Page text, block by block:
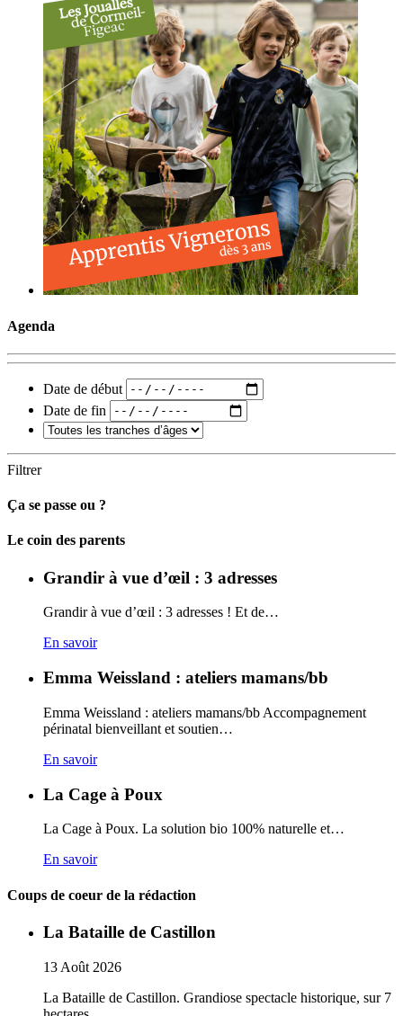
Agenda
Date de début
Date de fin
Filtrer
Ça se passe ou ?
Carto
Le coin des parents
Grandir à vue d’œil : 3 adresses
Grandir à vue d’œil : 3 adresses ! Et de…
En savoir
Emma Weissland : ateliers mamans/bb
Emma Weissland : ateliers mamans/bb Accompagnement
périnatal bienveillant et soutien…
En savoir
La Cage à Poux
La Cage à Poux. La solution bio 100% naturelle et…
En savoir
Coups de coeur de la rédaction
La Bataille de Castillon
13 Août 2026
La Bataille de Castillon. Grandiose spectacle historique, sur 7